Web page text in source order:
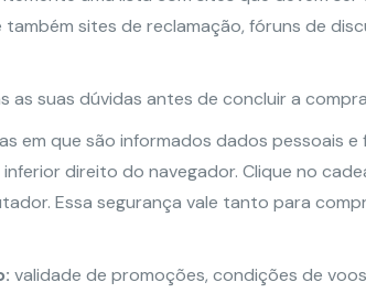
também sites de reclamação, fóruns de
as suas dúvidas antes de concluir a
em que são informados dados pessoais e
direito do navegador. Clique no
Essa segurança vale tanto para
validade de promoções, condições de